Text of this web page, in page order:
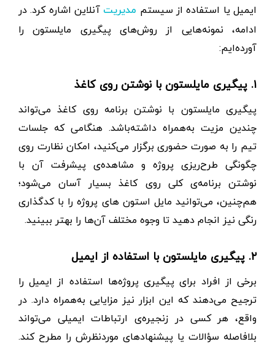
ایمیل یا استفاده از سیستم مدیریت آنلاین اشاره کرد. در
ادامه، نمونه‌هایی از روش‌های پیگیری مایلستون را
آورده‌ایم:
۱. پیگیری مایلستون با نوشتن روی کاغذ
پیگیری مایلستون با نوشتن برنامه روی کاغذ می‌تواند
چندین مزیت به‌همراه داشته‌باشد. هنگامی که جلسات
تیم را به ‌صورت حضوری برگزار می‌کنید، امکان نظارت روی
چگونگی طرح‌ریزی پروژه و مشاهده‌ی پیشرفت آن با
نوشتن برنامه‌ی کلی روی کاغذ بسیار آسان می‌شود؛
هم‌چنین، می‌توانید مایل استون های پروژه را با کدگذاری
رنگی نیز انجام دهید تا وجوه مختلف آن‌ها را بهتر ببینید.
۲. پیگیری مایلستون با استفاده از ایمیل
برخی از افراد برای پیگیری پروژه‌ها استفاده از ایمیل را
ترجیح می‌دهند که این ابزار نیز مزایایی به‌همراه دارد. در
واقع، هر کسی در زنجیره‌ی ارتباطات ایمیلی می‌تواند
بلافاصله سؤالات یا پیشنهادهای موردنظرش را مطرح کند.